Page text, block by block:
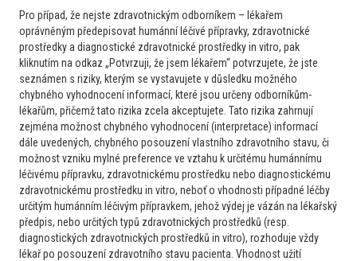
V rámci mezioborově založeného konceptu projektu
HEMATOLOGIE-online.cz s Vámi rádi sdílíme novinky s
přesahem do angiologie. Ve dnech 2.–4. března 2023
proběhly v prostorách hotelu Vienna House Diplomat v Praze
dlouho očekávané 48. angiologické dny s mezinárodní účastí.
Šlo o důležité setkání odborníků na poli české i zahraniční
angiologie. Program byl letos opravdu pestrý. Nabízíme Vám
příspěvek prof. MUDr. Jana Bultase, CSc., přímo z místa dění.
Pod videem Vám prozradíme, kde najdete další
videoreportáže.
Kongresy Videa Více zde
Pro případ, že nejste zdravotnickým odborníkem – lékařem
oprávněným předepisovat humánní léčivé přípravky, zdravotnické
prostředky a diagnostické zdravotnické prostředky in vitro, pak
kliknutím na odkaz „Potvrzuji, že jsem lékařem“ potvrzujete, že jste
seznámen s riziky, kterým se vystavujete v důsledku možného
chybného vyhodnocení informací, které jsou určeny odborníkům-
lékařům, přičemž tato rizika zcela akceptujete. Tato rizika zahrnují
zejména možnost chybného vyhodnocení (interpretace) informací
dále uvedených, chybného posouzení vlastního zdravotního stavu, či
možnost vzniku mylné preference ve vztahu k určitému humánnímu
léčivému přípravku, zdravotnickému prostředku nebo diagnostickému
zdravotnickému prostředku in vitro, neboť o vhodnosti případné léčby
určitým humánním léčivým přípravkem, jehož výdej je vázán na lékařský
předpis, nebo určitých typů zdravotnických prostředků (resp.
diagnostických zdravotnických prostředků in vitro), rozhoduje vždy
lékař po posouzení zdravotního stavu pacienta. Vhodnost užití